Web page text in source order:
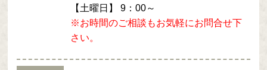
【土曜日】 9：00～
※お時間のご相談もお気軽にお問合せ下
さい。